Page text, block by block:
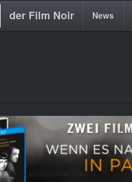
der Film Noir News